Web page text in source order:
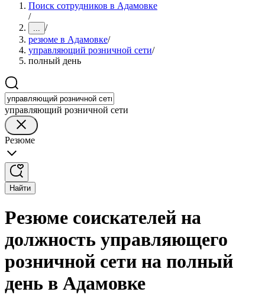
Поиск сотрудников в Адамовке
/
... /
резюме в Адамовке/
управляющий розничной сети/
полный день
управляющий розничной сети
Резюме
Найти
Резюме соискателей на
должность управляющего
розничной сети на полный
день в Адамовке